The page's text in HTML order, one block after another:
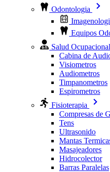
Odontologia
Equipos
Salud Ocupacional
Cabina de
Visiometros
Audiometros
Timpanometros
Espirometros
Fisioterapia
Compresas de
Tens
Ultrasonido
Mantas
Masajeadores
Hidrocolector
Barras Paralelas